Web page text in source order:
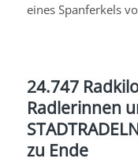
eines Spanferkels
24.747
Radlerinnen
zu Ende